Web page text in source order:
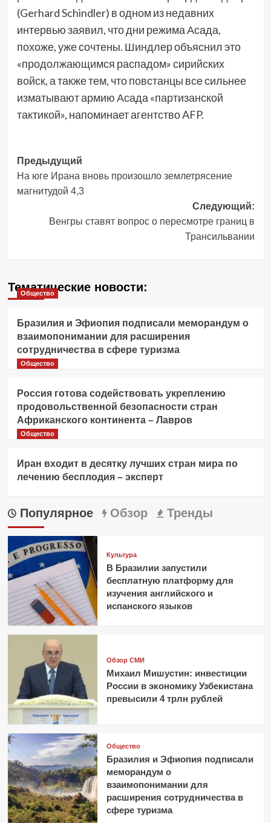
(Gerhard Schindler) в одном из недавних
интервью заявил, что дни режима Асада,
похоже, уже сочтены. Шиндлер объяснил это
«продолжающимся распадом» сирийских
войск, а также тем, что повстанцы все сильнее
изматывают армию Асада «партизанской
тактикой», напоминает агентство AFP.
Навигация
записи
Предыдущий
На юге Ирана вновь произошло землетрясение
магнитудой 4,3
Следующий:
Венгры ставят вопрос о пересмотре границ в
Трансильвании
Тематические новости:
Общество
Бразилия и Эфиопия подписали меморандум о
взаимопонимании для расширения
сотрудничества в сфере туризма
Общество
Россия готова содействовать укреплению
продовольственной безопасности стран
Африканского континента – Лавров
Общество
Иран входит в десятку лучших стран мира по
лечению бесплодия – эксперт
Популярное Обзор Тренды
Культура
В Бразилии запустили
бесплатную платформу для
изучения английского и
испанского языков
Обзор СМИ
Михаил Мишустин: инвестиции
России в экономику Узбекистана
превысили 4 трлн рублей
Общество
Бразилия и Эфиопия подписали
меморандум о
взаимопонимании для
расширения сотрудничества в
сфере туризма